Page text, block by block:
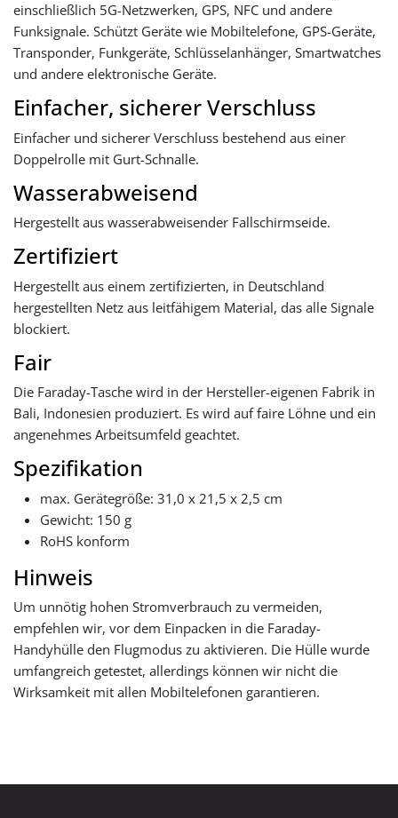
einschließlich 5G-Netzwerken, GPS, NFC und andere
Funksignale. Schützt Geräte wie Mobiltelefone, GPS-Geräte,
Transponder, Funkgeräte, Schlüsselanhänger, Smartwatches
und andere elektronische Geräte.
Einfacher, sicherer Verschluss
Einfacher und sicherer Verschluss bestehend aus einer
Doppelrolle mit Gurt-Schnalle.
Wasserabweisend
Hergestellt aus wasserabweisender Fallschirmseide.
Zertifiziert
Hergestellt aus einem zertifizierten, in Deutschland
hergestellten Netz aus leitfähigem Material, das alle Signale
blockiert.
Fair
Die Faraday-Tasche wird in der Hersteller-eigenen Fabrik in
Bali, Indonesien produziert. Es wird auf faire Löhne und ein
angenehmes Arbeitsumfeld geachtet.
Spezifikation
max. Gerätegröße: 31,0 x 21,5 x 2,5 cm
Gewicht: 150 g
RoHS konform
Hinweis
Um unnötig hohen Stromverbrauch zu vermeiden,
empfehlen wir, vor dem Einpacken in die Faraday-
Handyhülle den Flugmodus zu aktivieren. Die Hülle wurde
umfangreich getestet, allerdings können wir nicht die
Wirksamkeit mit allen Mobiltelefonen garantieren.